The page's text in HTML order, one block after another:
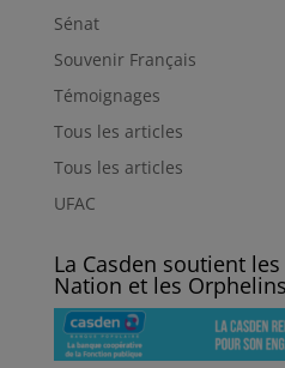
Sénat
Souvenir Français
Témoignages
Tous les articles
Tous les articles
UFAC
La Casden soutient
Nation et les